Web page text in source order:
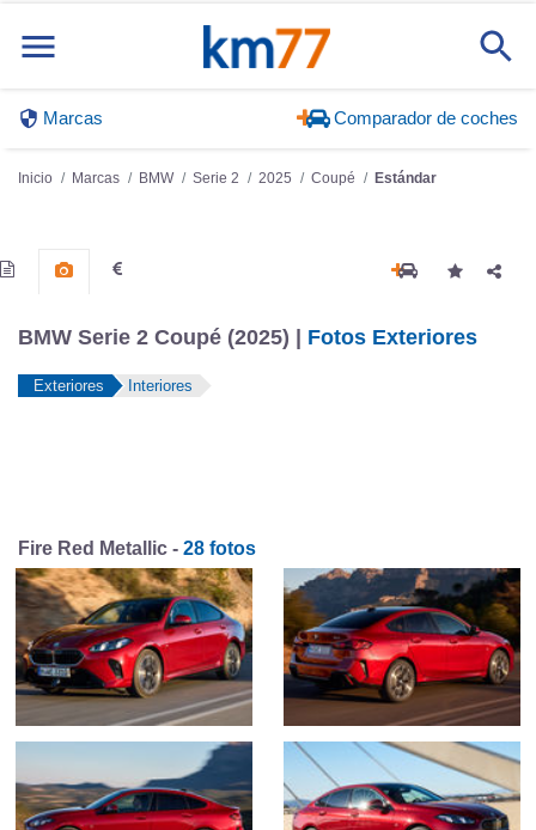
Marcas Comparador de coches
Inicio Marcas BMW Serie 2 2025 Coupé Estándar
BMW Serie 2 Coupé (2025) | Fotos Exteriores
Exteriores Interiores
Fire Red Metallic - 28 fotos